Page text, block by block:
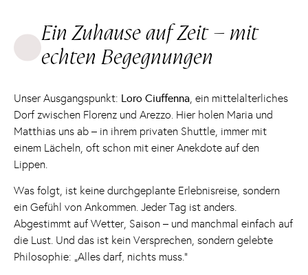
Ein Zuhause auf Zeit – mit
echten Begegnungen
Unser Ausgangspunkt: Loro Ciuffenna , ein mittelalterliches
Dorf zwischen Florenz und Arezzo. Hier holen Maria und
Matthias uns ab – in ihrem privaten Shuttle, immer mit
einem Lächeln, oft schon mit einer Anekdote auf den
Lippen.
Was folgt, ist keine durchgeplante Erlebnisreise, sondern
ein Gefühl von Ankommen. Jeder Tag ist anders.
Abgestimmt auf Wetter, Saison – und manchmal einfach auf
die Lust. Und das ist kein Versprechen, sondern gelebte
Philosophie: „Alles darf, nichts muss.“